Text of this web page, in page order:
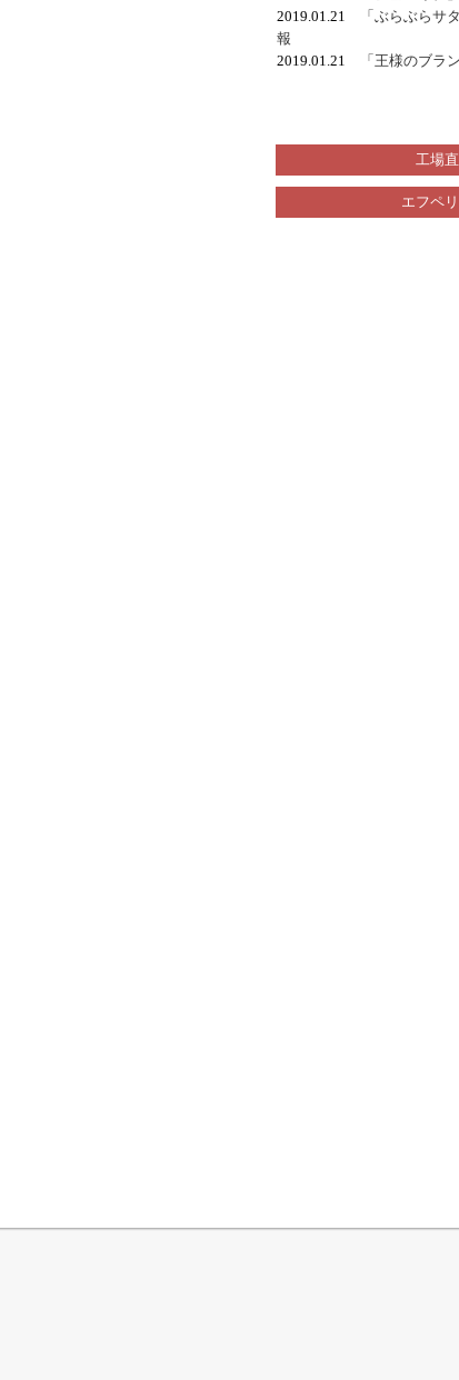
2019.01.21
「ぶらぶらサ
報
2019.01.21
「王様のブラ
工場
エフペ